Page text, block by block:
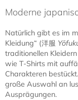
Moderne
Natürlich gibt es im
Kleidung“ (洋服
traditionellen
wie T-Shirts mit
Charakteren
große Auswahl an
Ausprägungen.